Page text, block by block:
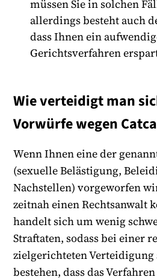
müssen Sie in solchen
allerdings besteht auch
dass Ihnen ein
Gerichtsverfahren
Wie verteidigt man
Vorwürfe wegen
Wenn Ihnen eine der
(sexuelle Belästigung,
Nachstellen) vorgeworfen
zeitnah einen Rechtsanwalt
handelt sich um wenig
Straftaten, sodass bei einer
zielgerichteten Verteidigung
bestehen, dass das